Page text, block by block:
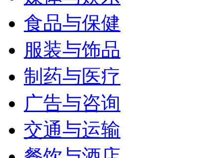
食品与保健
服装与饰品
制药与医疗
广告与咨询
交通与运输